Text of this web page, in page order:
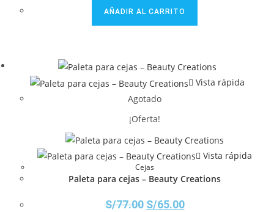
AÑADIR AL CARRITO
Vista rápida
Agotado
¡Oferta!
Vista rápida
Cejas
Paleta para cejas – Beauty Creations
S/77.00 S/65.00